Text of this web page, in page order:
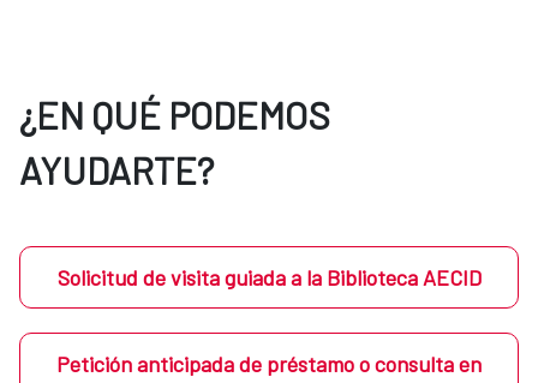
¿EN QUÉ PODEMOS
AYUDARTE?
Solicitud de visita guiada a la Biblioteca AECID
Petición anticipada de préstamo o consulta en